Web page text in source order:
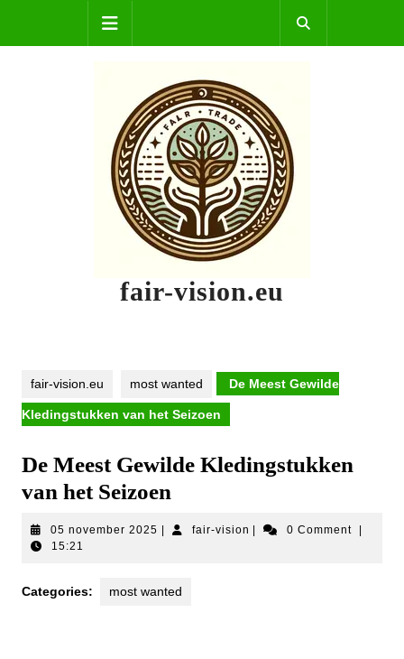
content
fair-vision.eu
fair-vision.eu most wanted De Meest Gewilde
Kledingstukken van het Seizoen
De Meest Gewilde Kledingstukken
van het Seizoen
05 november 2025 05
fair-vision fair-
0 Comment
15:21
Categories: most wanted